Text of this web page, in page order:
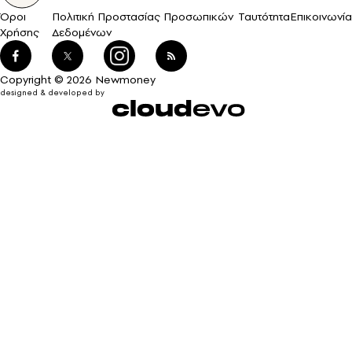
Όροι
Χρήσης
Πολιτική Προστασίας Προσωπικών
Δεδομένων
ΤαυτότηταΕπικοινωνία
Copyright © 2026 Newmoney
designed & developed by